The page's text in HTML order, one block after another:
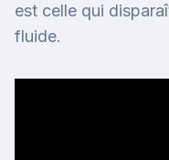
est celle qui
fluide.